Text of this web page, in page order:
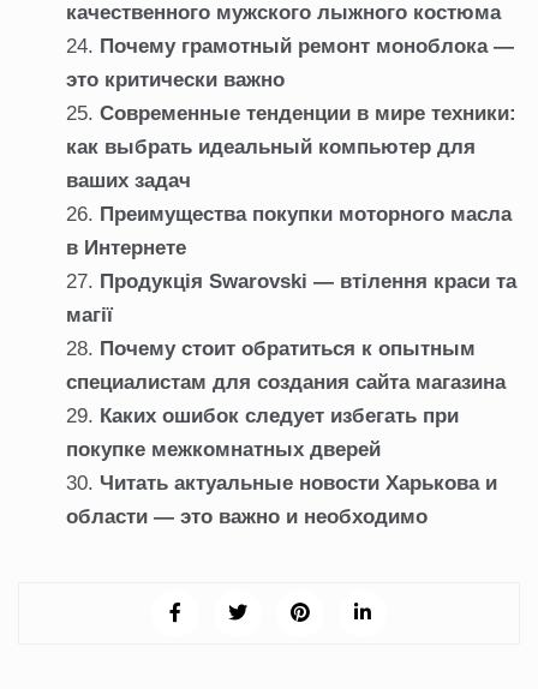
качественного мужского лыжного костюма
Почему грамотный ремонт моноблока —
это критически важно
Современные тенденции в мире техники:
как выбрать идеальный компьютер для
ваших задач
Преимущества покупки моторного масла
в Интернете
Продукція Swarovski — втілення краси та
магії
Почему стоит обратиться к опытным
специалистам для создания сайта магазина
Каких ошибок следует избегать при
покупке межкомнатных дверей
Читать актуальные новости Харькова и
области — это важно и необходимо